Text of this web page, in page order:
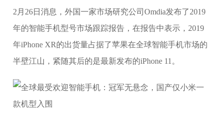
2月26日消息，外国一家市场研究公司Omdia发布了2019
年的智能手机型号市场跟踪报告，在报告中表示，2019
年iPhone XR的出货量占据了苹果在全球智能手机市场的
半壁江山，紧随其后的是最新发布的iPhone 11。